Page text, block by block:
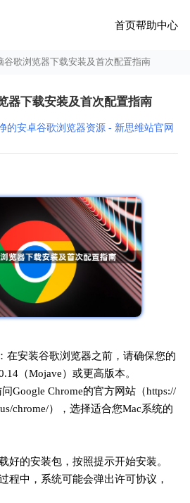
首页帮助中心
谷歌浏览器下载安装及首次配置指南
器下载安装及首次配置指南
的安卓谷歌浏览器资源 - 新思维站官网
在安装谷歌浏览器之前，请确保您的
（Mojave）或更高版本。
Google Chrome的官方网站（https://
chrome/），选择适合您Mac系统的
好的安装包，按照提示开始安装。
程中，系统可能会弹出许可协议，